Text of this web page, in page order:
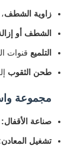
زاوية الشطف
الشطف أو
التلميع قنوات
طحن الثقوب
مجموعة
صناعة الأقفال:
تشغيل